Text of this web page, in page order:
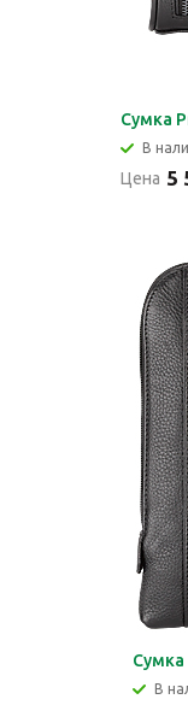
Cумка
В
Цена 5
В